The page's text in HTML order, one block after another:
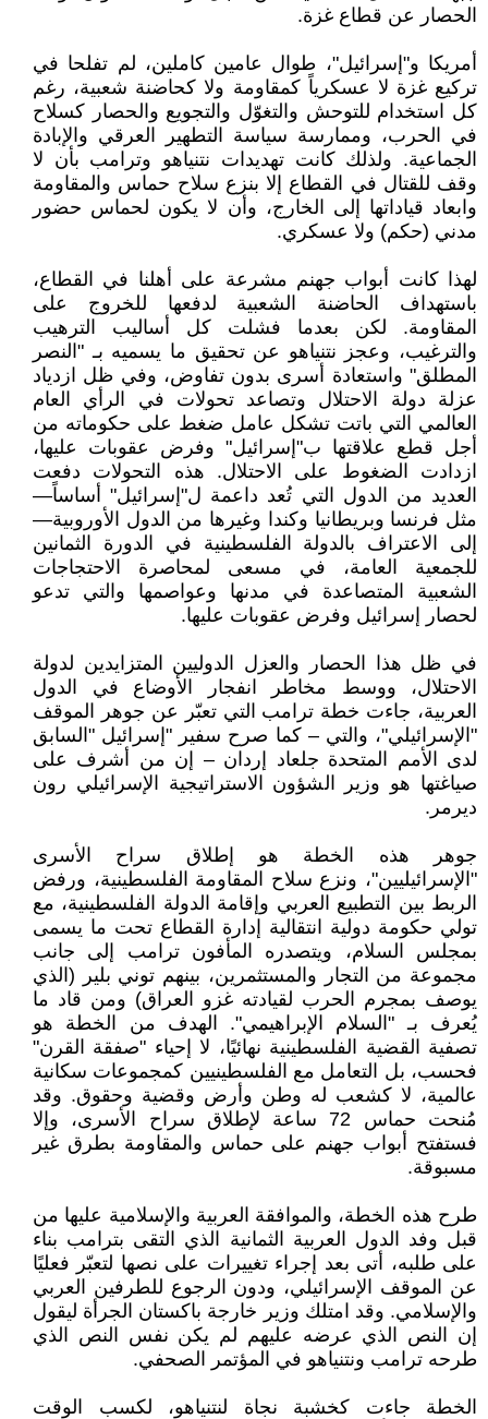
الحصار عن قطاع غزة.
أمريكا و"إسرائيل"، طوال عامين كاملين، لم تفلحا في
تركيع غزة لا عسكرياً كمقاومة ولا كحاضنة شعبية، رغم
كل استخدام للتوحش والتغوّل والتجويع والحصار كسلاح
في الحرب، وممارسة سياسة التطهير العرقي والإبادة
الجماعية. ولذلك كانت تهديدات نتنياهو وترامب بأن لا
وقف للقتال في القطاع إلا بنزع سلاح حماس والمقاومة
وابعاد قياداتها إلى الخارج، وأن لا يكون لحماس حضور
مدني (حكم) ولا عسكري.
لهذا كانت أبواب جهنم مشرعة على أهلنا في القطاع،
باستهداف الحاضنة الشعبية لدفعها للخروج على
المقاومة. لكن بعدما فشلت كل أساليب الترهيب
والترغيب، وعجز نتنياهو عن تحقيق ما يسميه بـ "النصر
المطلق" واستعادة أسرى بدون تفاوض، وفي ظل ازدياد
عزلة دولة الاحتلال وتصاعد تحولات في الرأي العام
العالمي التي باتت تشكل عامل ضغط على حكوماته من
أجل قطع علاقتها ب"إسرائيل" وفرض عقوبات عليها،
ازدادت الضغوط على الاحتلال. هذه التحولات دفعت
العديد من الدول التي تُعد داعمة ل"إسرائيل" أساساً—
مثل فرنسا وبريطانيا وكندا وغيرها من الدول الأوروبية—
إلى الاعتراف بالدولة الفلسطينية في الدورة الثمانين
للجمعية العامة، في مسعى لمحاصرة الاحتجاجات
الشعبية المتصاعدة في مدنها وعواصمها والتي تدعو
لحصار إسرائيل وفرض عقوبات عليها.
في ظل هذا الحصار والعزل الدوليين المتزايدين لدولة
الاحتلال، ووسط مخاطر انفجار الأوضاع في الدول
العربية، جاءت خطة ترامب التي تعبّر عن جوهر الموقف
"الإسرائيلي"، والتي – كما صرح سفير "إسرائيل "السابق
لدى الأمم المتحدة جلعاد إردان – إن من أشرف على
صياغتها هو وزير الشؤون الاستراتيجية الإسرائيلي رون
ديرمر.
جوهر هذه الخطة هو إطلاق سراح الأسرى
"الإسرائيليين"، ونزع سلاح المقاومة الفلسطينية، ورفض
الربط بين التطبيع العربي وإقامة الدولة الفلسطينية، مع
تولي حكومة دولية انتقالية إدارة القطاع تحت ما يسمى
بمجلس السلام، ويتصدره المأفون ترامب إلى جانب
مجموعة من التجار والمستثمرين، بينهم توني بلير (الذي
يوصف بمجرم الحرب لقيادته غزو العراق) ومن قاد ما
يُعرف بـ "السلام الإبراهيمي". الهدف من الخطة هو
تصفية القضية الفلسطينية نهائيًا، لا إحياء "صفقة القرن"
فحسب، بل التعامل مع الفلسطينيين كمجموعات سكانية
عالمية، لا كشعب له وطن وأرض وقضية وحقوق. وقد
مُنحت حماس 72 ساعة لإطلاق سراح الأسرى، وإلا
فستفتح أبواب جهنم على حماس والمقاومة بطرق غير
مسبوقة.
طرح هذه الخطة، والموافقة العربية والإسلامية عليها من
قبل وفد الدول العربية الثمانية الذي التقى بترامب بناء
على طلبه، أتى بعد إجراء تغييرات على نصها لتعبّر فعليًا
عن الموقف الإسرائيلي، ودون الرجوع للطرفين العربي
والإسلامي. وقد امتلك وزير خارجة باكستان الجرأة ليقول
إن النص الذي عرضه عليهم لم يكن نفس النص الذي
طرحه ترامب ونتنياهو في المؤتمر الصحفي.
الخطة جاءت كخشبة نجاة لنتنياهو، لكسب الوقت